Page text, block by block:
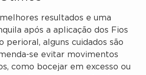
resultados e uma
após a aplicação dos Fios
perioral, alguns cuidados são
se evitar movimentos
como bocejar em excesso ou